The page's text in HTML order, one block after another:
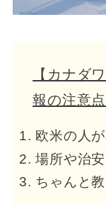
【カナダ
報の注意
欧米の人
場所や治
ちゃんと